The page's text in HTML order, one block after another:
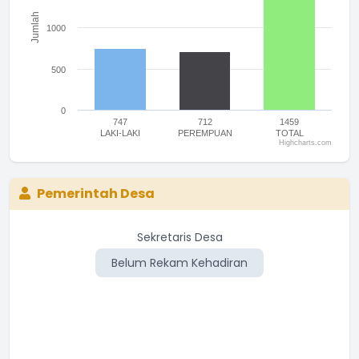
Jumlah
747
LAKI-LAKI
712
PEREMPUAN
1459
TOTAL
0
500
1000
Highcharts.com
Pemerintah Desa
Sekretaris Desa
Belum Rekam Kehadiran